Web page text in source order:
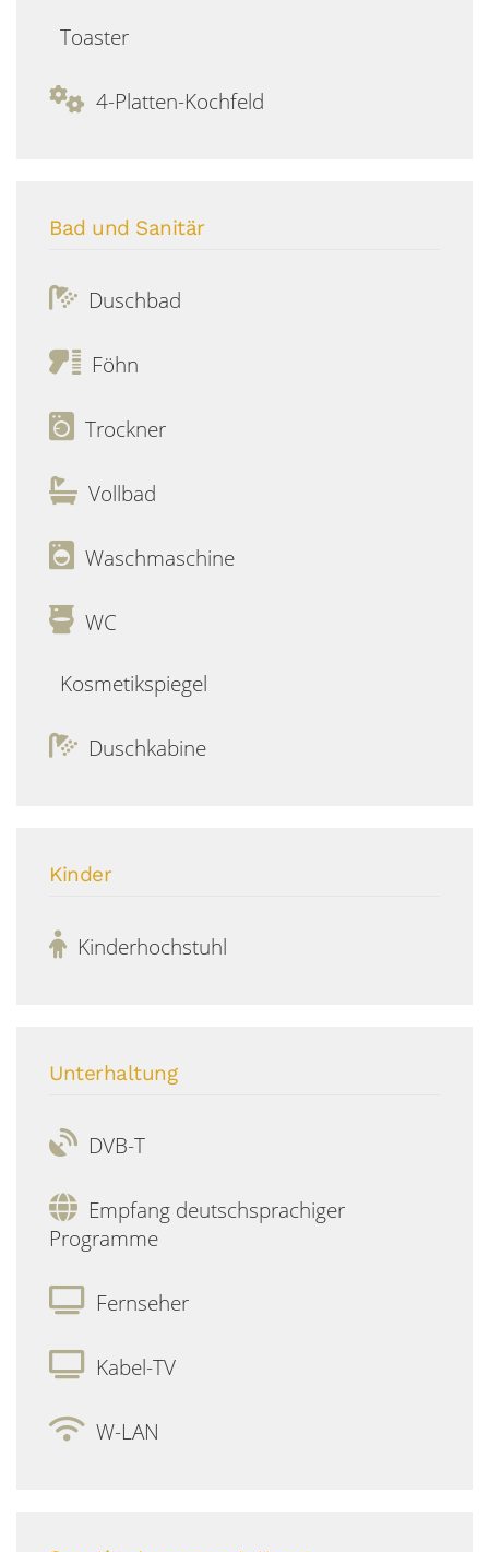
Toaster
4-Platten-Kochfeld
Bad und Sanitär
Duschbad
Föhn
Trockner
Vollbad
Waschmaschine
WC
Kosmetikspiegel
Duschkabine
Kinder
Kinderhochstuhl
Unterhaltung
DVB-T
Empfang deutschsprachiger
Programme
Fernseher
Kabel-TV
W-LAN